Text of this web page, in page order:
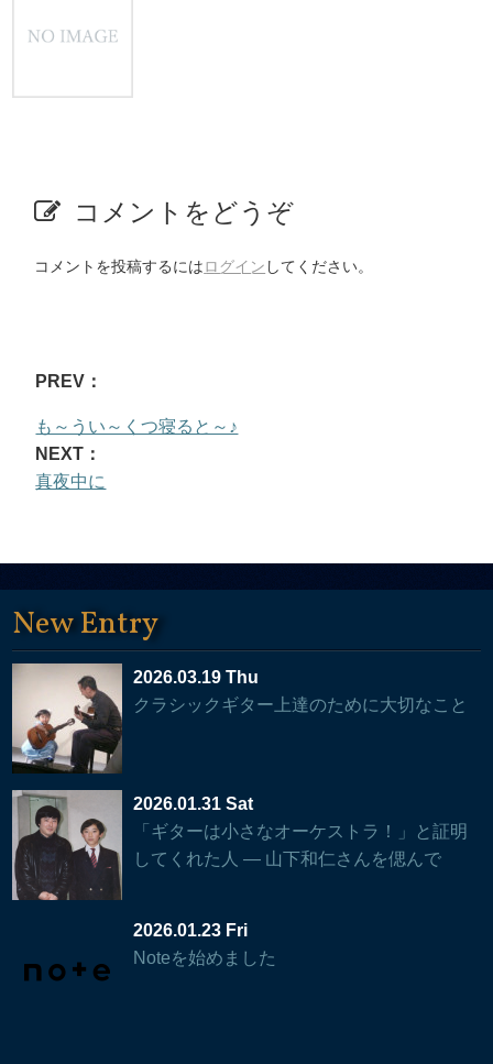
コメントをどうぞ
コメントを投稿するにはログイン してください。
PREV：
も～うい～くつ寝ると～♪
NEXT：
真夜中に
New Entry
2026.03.19 Thu
クラシックギター上達のために大切なこと
2026.01.31 Sat
「ギターは小さなオーケストラ！」と証明
してくれた人 — 山下和仁さんを偲んで
2026.01.23 Fri
Noteを始めました